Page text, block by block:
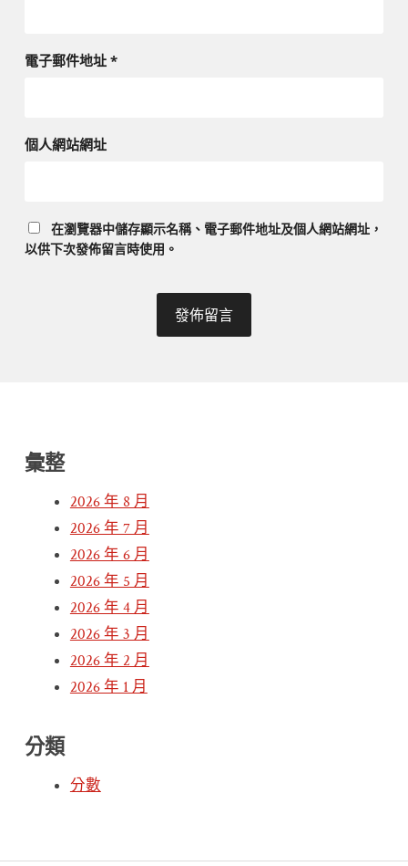
電子郵件地址 *
個人網站網址
在瀏覽器中儲存顯示名稱、電子郵件地址及個人網站網址，
以供下次發佈留言時使用。
彙整
2026 年 8 月
2026 年 7 月
2026 年 6 月
2026 年 5 月
2026 年 4 月
2026 年 3 月
2026 年 2 月
2026 年 1 月
分類
分數